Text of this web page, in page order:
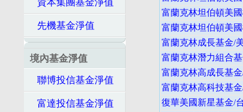
資本集團基金淨值
先機基金淨值
境內基金淨值
聯博投信基金淨值
富達投信基金淨值
富蘭克林坦伯頓美
富蘭克林坦伯頓美
富蘭克林成長基金/
富蘭克林潛力組合
富蘭克林高成長基
富蘭克林高科技基
復華美國新星基金/